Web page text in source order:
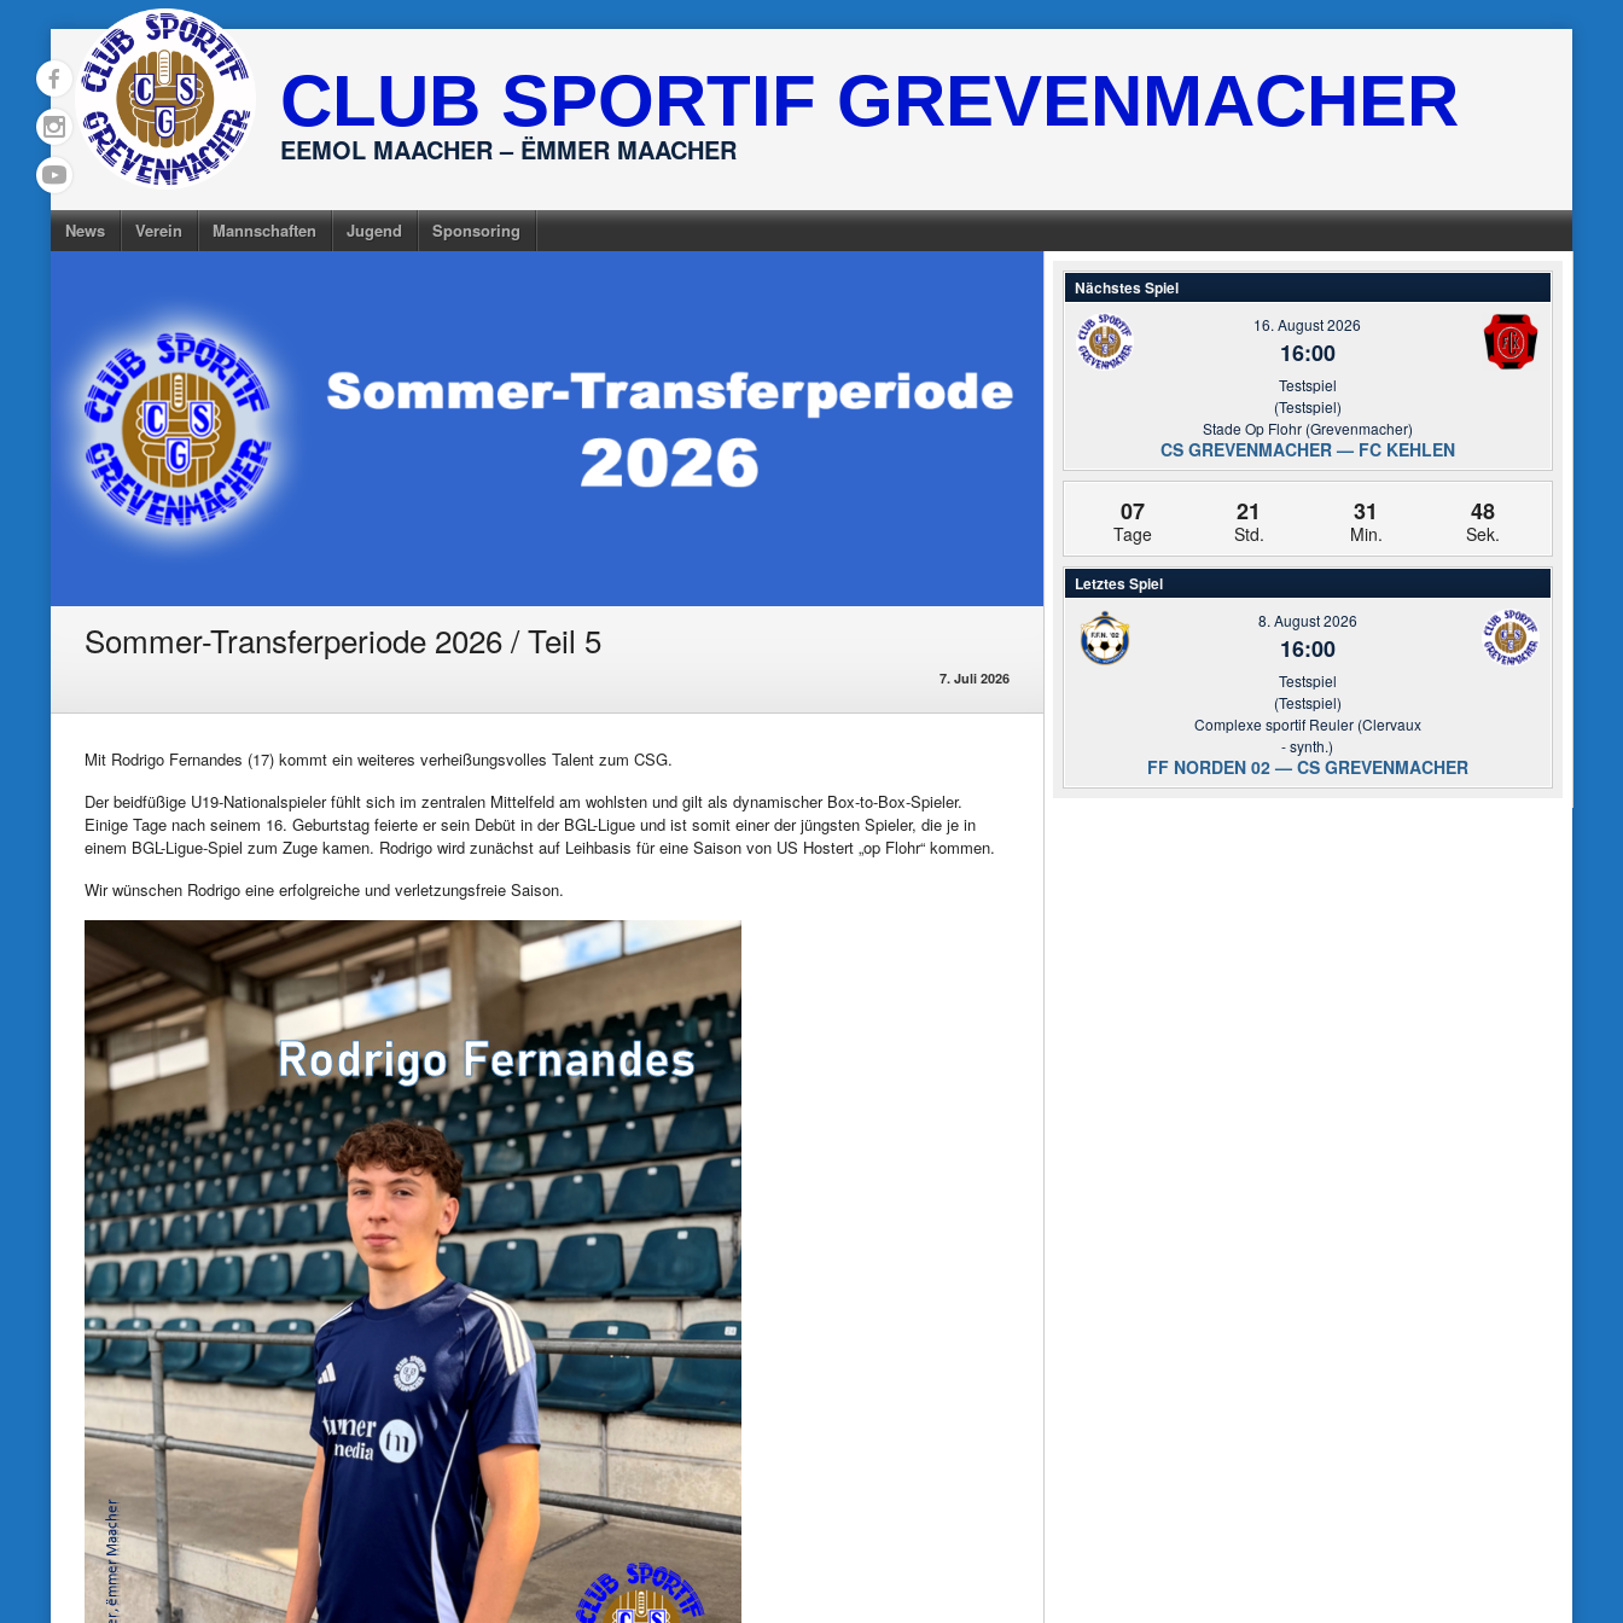
to
content
CLUB SPORTIF GREVENMACHER
EEMOL MAACHER – ËMMER MAACHER
News Verein Mannschaften Jugend Sponsoring
Sommer-Transferperiode 2026 / Teil 5
7. Juli 2026
Mit Rodrigo Fernandes (17) kommt ein weiteres verheißungsvolles Talent zum CSG.
Der beidfüßige U19-Nationalspieler fühlt sich im zentralen Mittelfeld am wohlsten und gilt als dynamischer Box-to-Box-Spieler.
Einige Tage nach seinem 16. Geburtstag feierte er sein Debüt in der BGL-Ligue und ist somit einer der jüngsten Spieler, die je in
einem BGL-Ligue-Spiel zum Zuge kamen. Rodrigo wird zunächst auf Leihbasis für eine Saison von US Hostert „op Flohr“ kommen.
Wir wünschen Rodrigo eine erfolgreiche und verletzungsfreie Saison.
Nächstes Spiel
16. August 2026
16:00
Testspiel
(Testspiel)
Stade Op Flohr (Grevenmacher)
CS GREVENMACHER — FC KEHLEN
07
Tage
21
Std.
31
Min.
48
Sek.
Letztes Spiel
8. August 2026
16:00
Testspiel
(Testspiel)
Complexe sportif Reuler (Clervaux
- synth.)
FF NORDEN 02 — CS GREVENMACHER